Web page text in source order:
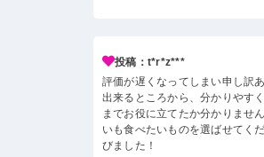
投稿：t*r*z***
評価が遅くなってしまい申し訳
出来るところから、分かりやす
までお役に立てたか分かりませ
いも食べたいものを選ばせてく
びました！